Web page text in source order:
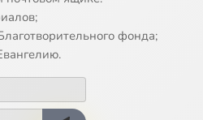
фонда;